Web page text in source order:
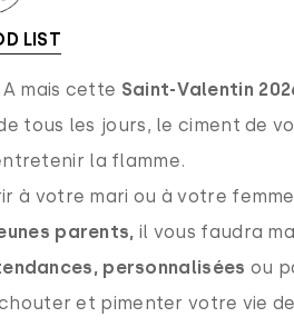
LIST
mais cette Saint-Valentin
tous les jours, le ciment de
la flamme.
à votre mari ou à votre
parents, il vous faudra
personnalisées ou
et pimenter votre vie